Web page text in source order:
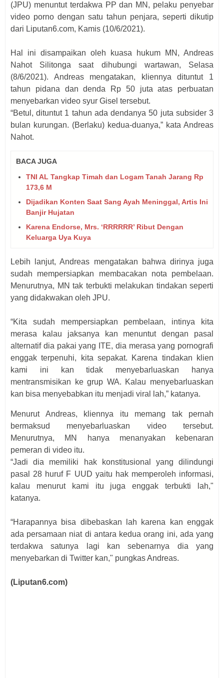
(JPU) menuntut terdakwa PP dan MN, pelaku penyebar
video porno dengan satu tahun penjara, seperti dikutip
dari Liputan6.com, Kamis (10/6/2021).
Hal ini disampaikan oleh kuasa hukum MN, Andreas
Nahot Silitonga saat dihubungi wartawan, Selasa
(8/6/2021). Andreas mengatakan, kliennya dituntut 1
tahun pidana dan denda Rp 50 juta atas perbuatan
menyebarkan video syur Gisel tersebut.
“Betul, dituntut 1 tahun ada dendanya 50 juta subsider 3
bulan kurungan. (Berlaku) kedua-duanya,” kata Andreas
Nahot.
BACA JUGA
TNI AL Tangkap Timah dan Logam Tanah Jarang Rp
173,6 M
Dijadikan Konten Saat Sang Ayah Meninggal, Artis Ini
Banjir Hujatan
Karena Endorse, Mrs. ‘RRRRRR’ Ribut Dengan
Keluarga Uya Kuya
Lebih lanjut, Andreas mengatakan bahwa dirinya juga
sudah mempersiapkan membacakan nota pembelaan.
Menurutnya, MN tak terbukti melakukan tindakan seperti
yang didakwakan oleh JPU.
“Kita sudah mempersiapkan pembelaan, intinya kita
merasa kalau jaksanya kan menuntut dengan pasal
alternatif dia pakai yang ITE, dia merasa yang pornografi
enggak terpenuhi, kita sepakat. Karena tindakan klien
kami ini kan tidak menyebarluaskan hanya
mentransmisikan ke grup WA. Kalau menyebarluaskan
kan bisa menyebabkan itu menjadi viral lah,” katanya.
Menurut Andreas, kliennya itu memang tak pernah
bermaksud menyebarluaskan video tersebut.
Menurutnya, MN hanya menanyakan kebenaran
pemeran di video itu.
“Jadi dia memiliki hak konstitusional yang dilindungi
pasal 28 huruf F UUD yaitu hak memperoleh informasi,
kalau menurut kami itu juga enggak terbukti lah,"
katanya.
“Harapannya bisa dibebaskan lah karena kan enggak
ada persamaan niat di antara kedua orang ini, ada yang
terdakwa satunya lagi kan sebenarnya dia yang
menyebarkan di Twitter kan," pungkas Andreas.
(Liputan6.com)